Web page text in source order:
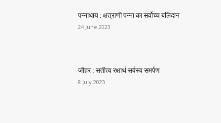
पन्नाधाय : क्षत्राणी पन्ना का सर्वोच्च बलिदान
24 June 2023
जौहर : सतीत्व रक्षार्थ सर्वस्व समर्पण
8 July 2023